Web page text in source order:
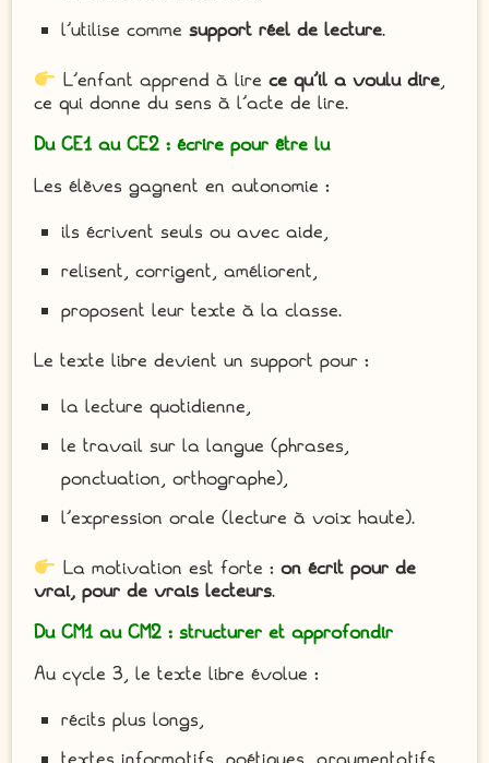
l’utilise commesupport réel de lecture.
L’enfant apprend à lire ce qu’il a voulu dire,
ce qui donne du sens à l’acte de lire.
Du CE1 au CE2 : écrire pour être lu
Les élèves gagnent en autonomie :
ils écrivent seuls ou avec aide,
relisent, corrigent, améliorent,
proposent leur texte à la classe.
Le texte libre devient un support pour :
la lecture quotidienne,
le travail sur la langue (phrases,
ponctuation, orthographe),
l’expression orale (lecture à voix haute).
La motivation est forte : on écrit pour de
vrai, pour de vrais lecteurs.
Du CM1 au CM2 : structurer et approfondir
Au cycle 3, le texte libre évolue :
récits plus longs,